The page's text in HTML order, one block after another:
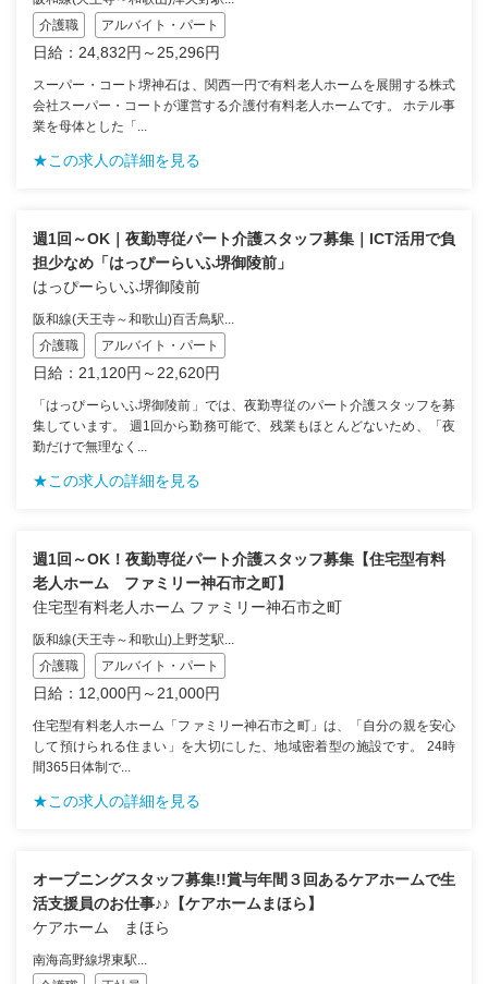
介護職
アルバイト・パート
日給：24,832円～25,296円
スーパー・コート堺神石は、関西一円で有料老人ホームを展開する株式
会社スーパー・コートが運営する介護付有料老人ホームです。 ホテル事
業を母体とした「...
★この求人の詳細を見る
週1回～OK｜夜勤専従パート介護スタッフ募集｜ICT活用で負
担少なめ「はっぴーらいふ堺御陵前」
はっぴーらいふ堺御陵前
阪和線(天王寺～和歌山)百舌鳥駅...
介護職
アルバイト・パート
日給：21,120円～22,620円
「はっぴーらいふ堺御陵前」では、夜勤専従のパート介護スタッフを募
集しています。 週1回から勤務可能で、残業もほとんどないため、「夜
勤だけで無理なく...
★この求人の詳細を見る
週1回～OK！夜勤専従パート介護スタッフ募集【住宅型有料
老人ホーム ファミリー神石市之町】
住宅型有料老人ホーム ファミリー神石市之町
阪和線(天王寺～和歌山)上野芝駅...
介護職
アルバイト・パート
日給：12,000円～21,000円
住宅型有料老人ホーム「ファミリー神石市之町」は、「自分の親を安心
して預けられる住まい」を大切にした、地域密着型の施設です。 24時
間365日体制で...
★この求人の詳細を見る
オープニングスタッフ募集!!賞与年間３回あるケアホームで生
活支援員のお仕事♪♪【ケアホームまほら】
ケアホーム まほら
南海高野線堺東駅...